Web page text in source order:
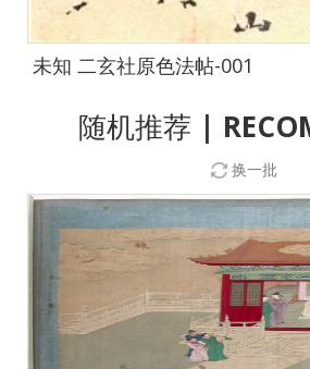
未知 二玄社原色法帖-001
随机推荐 |
换一批